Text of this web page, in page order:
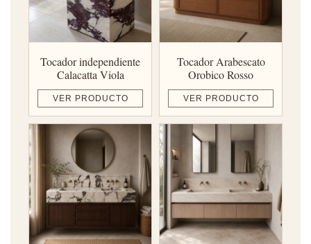
Tocador independiente
Calacatta Viola
VER PRODUCTO
Tocador Arabescato
Orobico Rosso
VER PRODUCTO